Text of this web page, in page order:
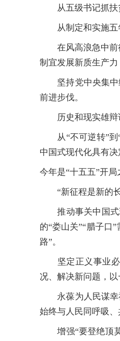
从五级书记抓扶贫
从制定和实施五年
在风高浪急中前行
制宜发展新质生产
坚持党中央集中统
前进步伐。
历史和现实雄辩证
从“不可逆转”到“
中国式现代化具有决
今年是“十五五”开局
“新征程是新的长
推动事关中国式现
的“娄山关”“腊子口
路”。
坚定正义事业必
况、解决新问题，
永葆为人民谋幸福
始终与人民同呼吸
增强“要登绝顶莫